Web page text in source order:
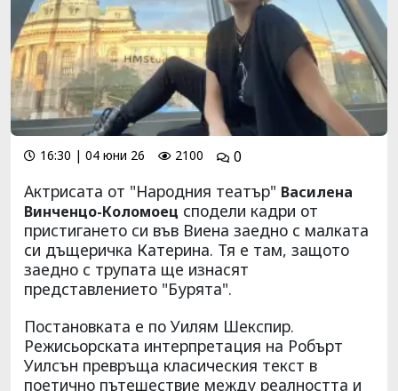
16:30 | 04 юни 26 2100 0
Актрисата от "Народния театър" Василена
Винченцо-Коломоец сподели кадри от
пристигането си във Виена заедно с малката
си дъщеричка Катерина. Тя е там, защото
заедно с трупата ще изнасят
представлението "Бурята".
Постановката е по Уилям Шекспир.
Режисьорската интерпретация на Робърт
Уилсън превръща класическия текст в
поетично пътешествие между реалността и